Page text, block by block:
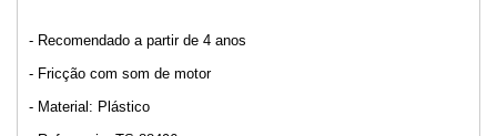
- Recomendado a partir de 4 anos
- Fricção com som de motor
- Material: Plástico